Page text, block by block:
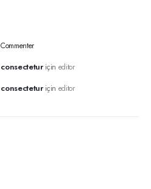
için editor
için editor